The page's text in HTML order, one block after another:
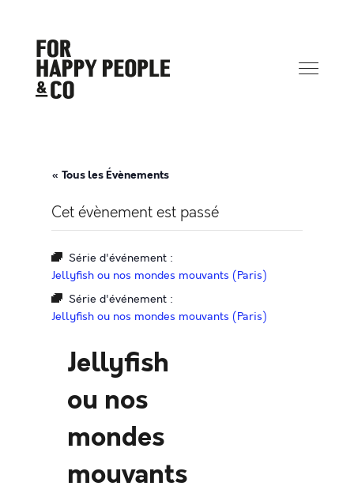
« Tous les Évènements
Cet évènement est passé
Série d'événement :
Jellyfish ou nos mondes mouvants (Paris)
Série d'événement :
Jellyfish ou nos mondes mouvants (Paris)
Jellyfish
ou nos
mondes
mouvants